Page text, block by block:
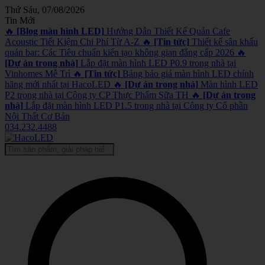
Thứ Sáu, 07/08/2026
Tin Mới
🔥 [Blog màn hình LED] Hướng Dẫn Thiết Kế Quán Cafe
Acoustic Tiết Kiệm Chi Phí Từ A-Z 🔥 [Tin tức] Thiết kế sân khấu
quán bar: Các Tiêu chuẩn kiến tạo không gian đẳng cấp 2026 🔥
[Dự án trong nhà] Lắp đặt màn hình LED P0.9 trong nhà tại
Vinhomes Mễ Trì 🔥 [Tin tức] Bảng báo giá màn hình LED chính
hãng mới nhất tại HacoLED 🔥 [Dự án trong nhà] Màn hình LED
P2 trong nhà tại Công ty CP Thực Phẩm Sữa TH 🔥 [Dự án trong
nhà] Lắp đặt màn hình LED P1.5 trong nhà tại Công ty Cổ phần
Nội Thất Cơ Bản
034.232.4488